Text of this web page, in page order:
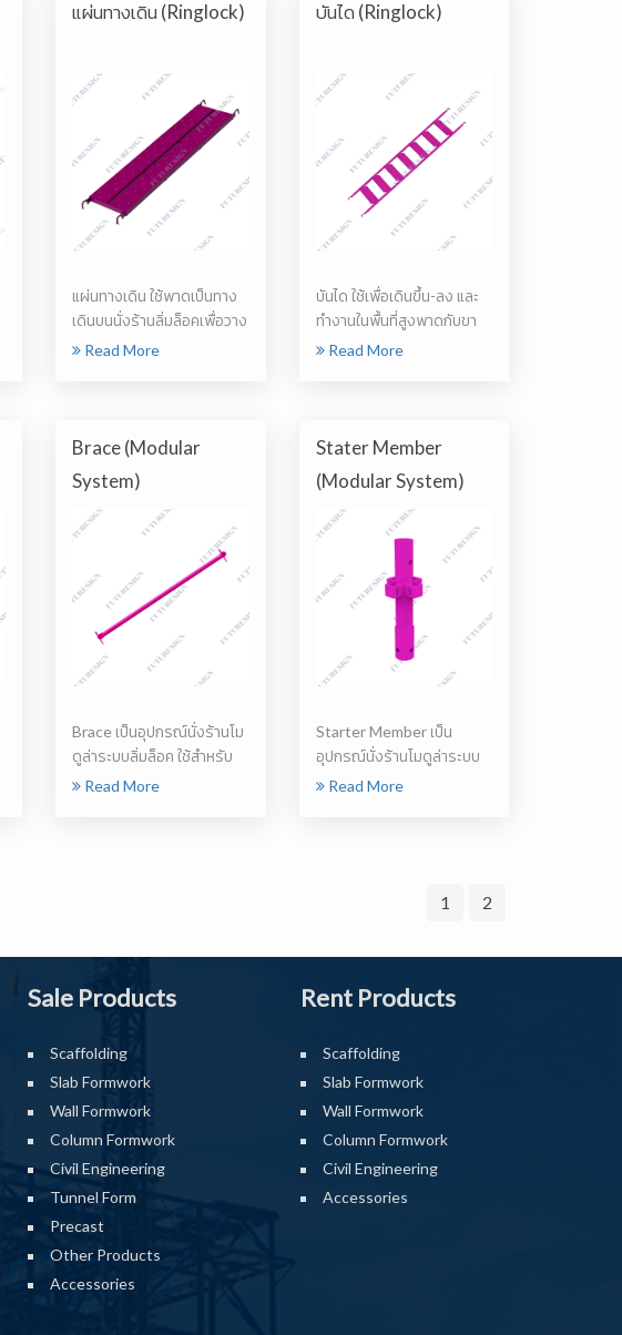
แผ่นทางเดิน (Ringlock)
แผ่นทางเดิน ใช้พาดเป็นทาง
เดินบนนั่งร้านลิ่มล็อคเพื่อวาง
ของห...
Read More
บันได (Ringlock)
บันได ใช้เพื่อเดินขึ้น-ลง และ
ทำงานในพื้นที่สูงพาดกับขา
นั่งร...
Read More
Brace (Modular
System)
Brace เป็นอุปกรณ์นั่งร้านโม
ดูล่าระบบลิ่มล็อค ใช้สำหรับ
ยึดโค...
Read More
Stater Member
(Modular System)
Starter Member เป็น
อุปกรณ์นั่งร้านโมดูล่าระบบ
ลิ่มล็อค ใช้...
Read More
1 2
Sale Products
Scaffolding
Slab Formwork
Wall Formwork
Column Formwork
Civil Engineering
Tunnel Form
Precast
Other Products
Accessories
Rent Products
Scaffolding
Slab Formwork
Wall Formwork
Column Formwork
Civil Engineering
Accessories